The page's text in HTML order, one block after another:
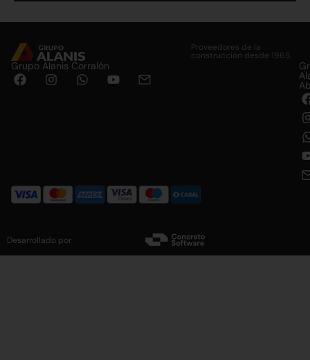
Proveedores de la
construcción desde 1965.
Grupo Alanis Corralón
Desarrollado por